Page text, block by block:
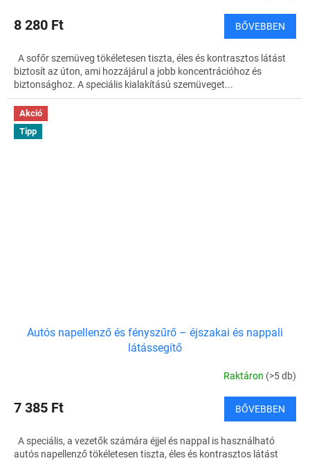
8 280 Ft BŐVEBBEN
A sofőr szemüveg tökéletesen tiszta, éles és kontrasztos látást
biztosít az úton, ami hozzájárul a jobb koncentrációhoz és
biztonsághoz. A speciális kialakítású szemüveget...
Akció
Tipp
Autós napellenző és fényszűrő – éjszakai és nappali
látássegítő
Raktáron (>5 db)
7 385 Ft BŐVEBBEN
A speciális, a vezetők számára éjjel és nappal is használható
autós napellenző tökéletesen tiszta, éles és kontrasztos látást